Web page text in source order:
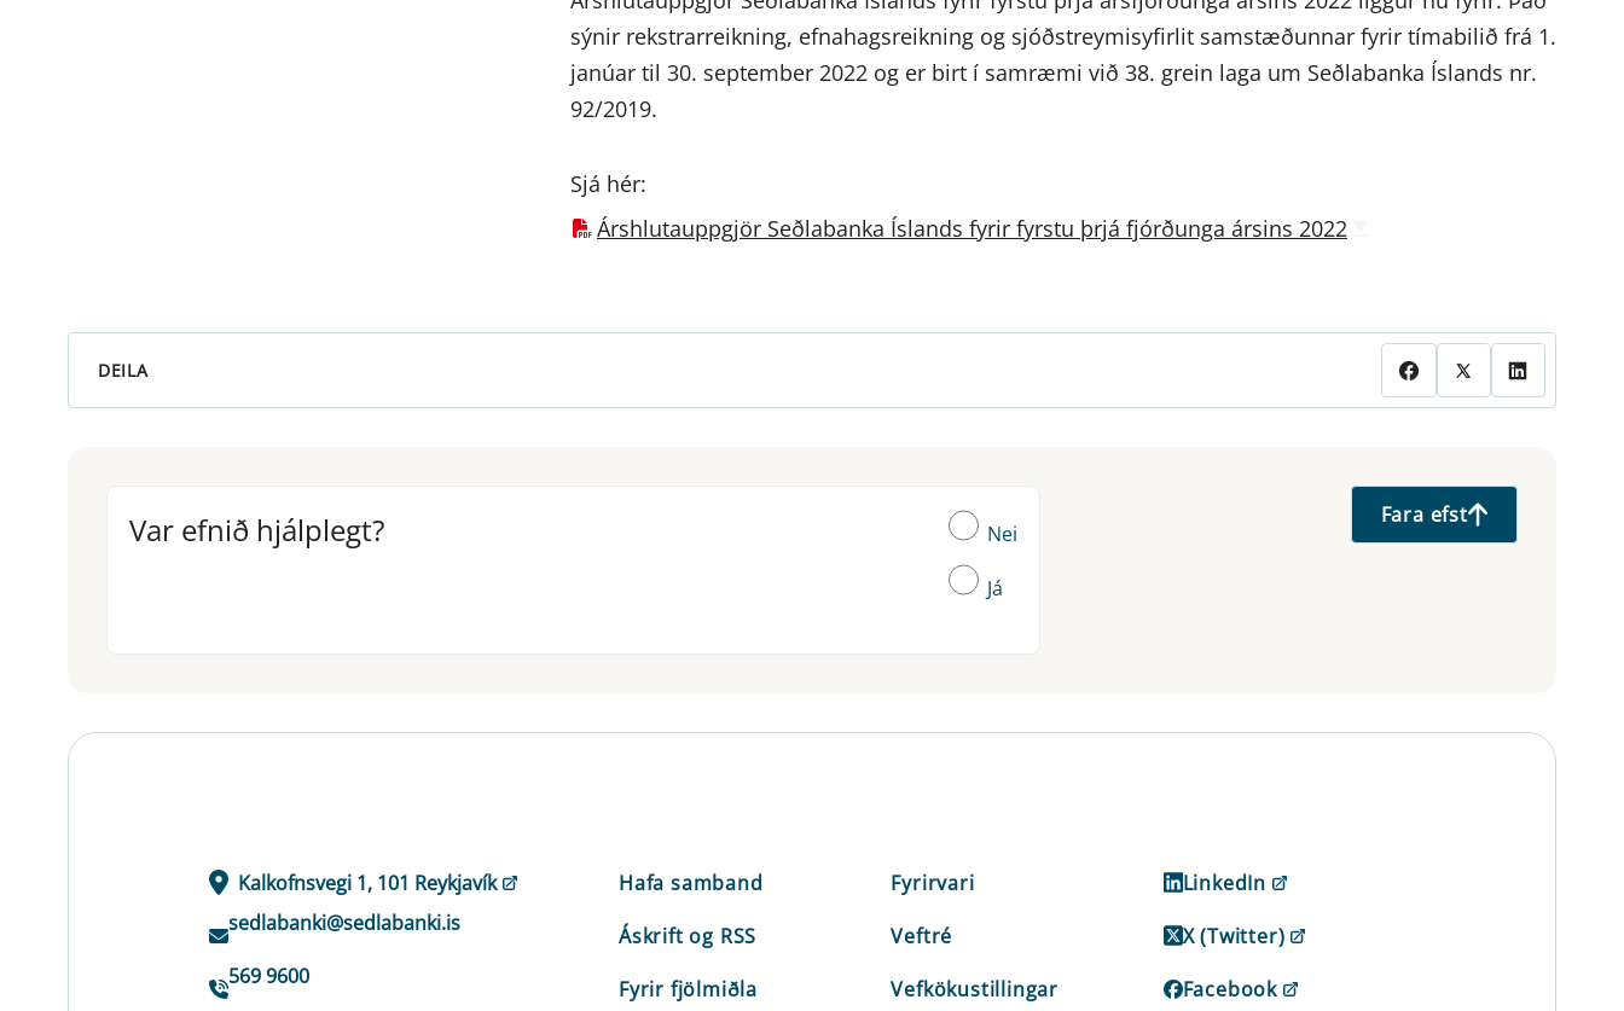
sýnir rekstrarreikning, efnahagsreikning og sjóðstreymisyfirlit samstæðunnar fyrir tímabilið frá 1.
janúar til 30. september 2022 og er birt í samræmi við 38. grein laga um Seðlabanka Íslands nr.
92/2019.
Sjá hér:
Árshlutauppgjör Seðlabanka Íslands fyrir fyrstu þrjá fjórðunga ársins 2022
DEILA
Var efnið hjálplegt?
Var efnið hjálplegt? Nei
Já
Fara efst
Kalkofnsvegi 1, 101 Reykjavík
sedlabanki@sedlabanki.is
569 9600
Hafa samband
Áskrift og RSS
Fyrir fjölmiðla
Fyrirvari
Veftré
Vefkökustillingar
LinkedIn
X (Twitter)
Facebook